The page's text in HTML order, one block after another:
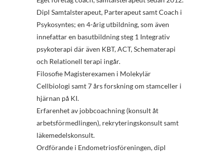
Dipl Samtalsterapeut, Parterapeut samt Coach i
Psykosyntes; en 4-årig utbildning, som även
innefattar en basutbildning steg 1 Integrativ
psykoterapi där även KBT, ACT, Schematerapi
och Relationell terapi ingår.
Filosofie Magisterexamen i Molekylär
Cellbiologi samt 7 års forskning om stamceller i
hjärnan på KI.
Erfarenhet av jobbcoachning (konsult åt
arbetsförmedlingen), rekryteringskonsult samt
läkemedelskonsult.
Ordförande i Endometriosföreningen, dipl